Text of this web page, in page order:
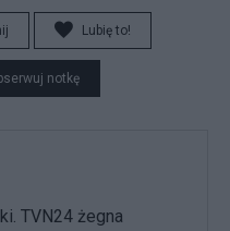
Lubię to!
notkę
TVN24 żegna